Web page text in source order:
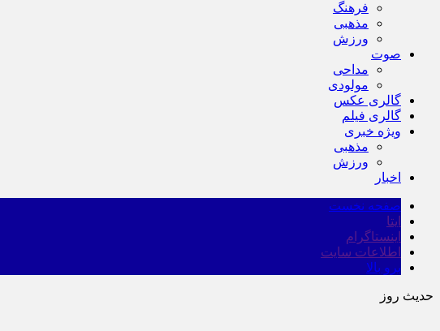
فرهنگ
مذهبی
ورزش
صوت
مداحی
مولودی
گالری عکس
گالری فیلم
ویژه خبری
مذهبی
ورزش
اخبار
صفحه نخست
ایتا
اینستاگرام
اطلاعات سایت
برو بالا
حدیث روز